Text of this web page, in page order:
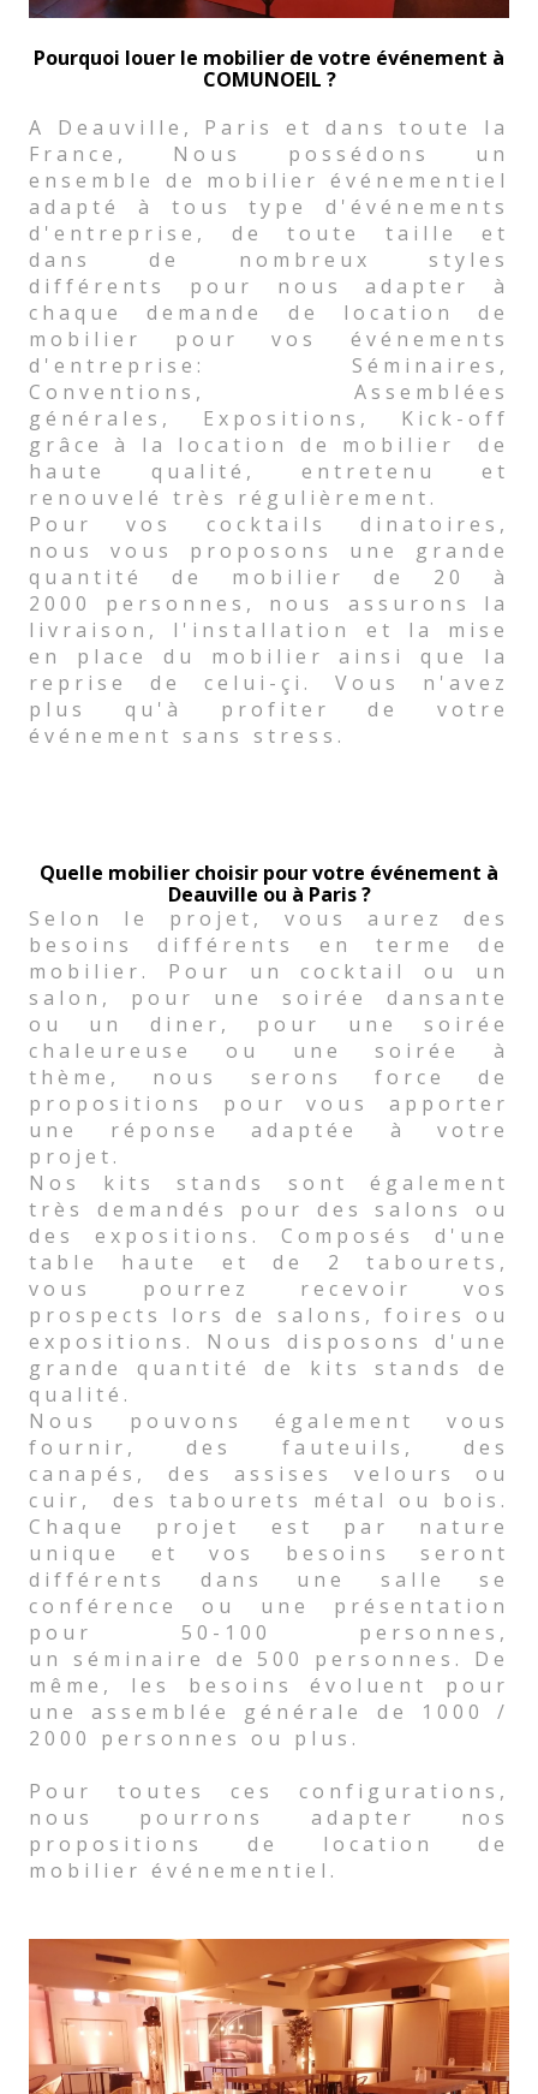
Pourquoi louer le mobilier de votre événement à
COMUNOEIL ?
A Deauville, Paris et dans toute la
France, Nous possédons un
ensemble de mobilier événementiel
adapté à tous type d'événements
d'entreprise, de toute taille et
dans de nombreux styles
différents pour nous adapter à
chaque demande de location de
mobilier pour vos événements
d'entreprise: Séminaires,
Conventions, Assemblées
générales, Expositions, Kick-off
grâce à la location de mobilier de
haute qualité, entretenu et
renouvelé très régulièrement.
Pour vos cocktails dinatoires,
nous vous proposons une grande
quantité de mobilier de 20 à
2000 personnes, nous assurons la
livraison, l'installation et la mise
en place du mobilier ainsi que la
reprise de celui-çi. Vous n'avez
plus qu'à profiter de votre
événement sans stress.
Quelle mobilier choisir pour votre événement à
Deauville ou à Paris ?
Selon le projet, vous aurez des
besoins différents en terme de
mobilier. Pour un cocktail ou un
salon, pour une soirée dansante
ou un diner, pour une soirée
chaleureuse ou une soirée à
thème, nous serons force de
propositions pour vous apporter
une réponse adaptée à votre
projet.
Nos kits stands sont également
très demandés pour des salons ou
des expositions. Composés d'une
table haute et de 2 tabourets,
vous pourrez recevoir vos
prospects lors de salons, foires ou
expositions. Nous disposons d'une
grande quantité de kits stands de
qualité.
Nous pouvons également vous
fournir, des fauteuils, des
canapés, des assises velours ou
cuir, des tabourets métal ou bois.
Chaque projet est par nature
unique et vos besoins seront
différents dans une salle se
conférence ou une présentation
pour 50-100 personnes,
un séminaire de 500 personnes. De
même, les besoins évoluent pour
une assemblée générale de 1000 /
2000 personnes ou plus.
Pour toutes ces configurations,
nous pourrons adapter nos
propositions de location de
mobilier événementiel.